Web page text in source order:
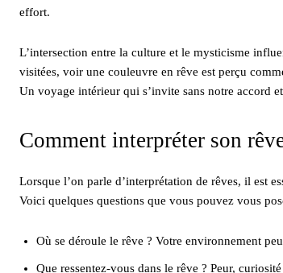
effort.
L’intersection entre la culture et le mysticisme
visitées, voir une couleuvre en rêve est perçu
Un voyage intérieur qui s’invite sans notre accord
Comment interpréter son
Lorsque l’on parle d’interprétation de rêves, il est
Voici quelques questions que vous pouvez vous
Où se déroule le rêve ? Votre environnement
Que ressentez-vous dans le rêve ? Peur,